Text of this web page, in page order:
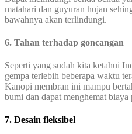
matahari dan guyuran hujan
bawahnya akan terlindungi.
6. Tahan terhadap goncangan
Seperti yang sudah kita ketahui
gempa terlebih beberapa waktu
Kanopi membran ini mampu
bumi dan dapat menghemat biaya
7. Desain fleksibel